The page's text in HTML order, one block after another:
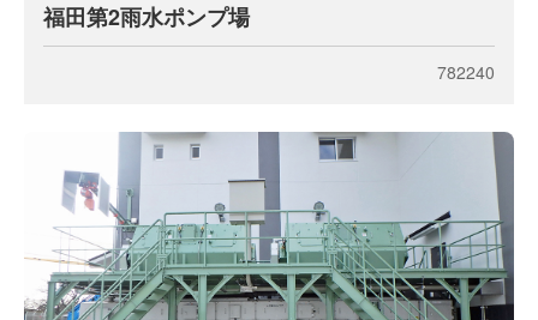
福田第2雨水ポンプ場
782240